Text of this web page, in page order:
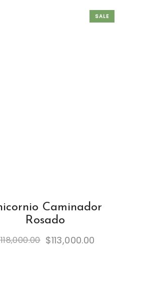
SALE
Caminador
Rosado
118,000.00 $113,000.00